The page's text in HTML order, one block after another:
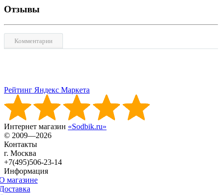
Отзывы
Комментарии
Рейтинг Яндекс Маркета
Интернет магазин «Sodbik.ru»
© 2009—2026
Контакты
г. Москва
+7(495)506-23-14
Информация
магазине